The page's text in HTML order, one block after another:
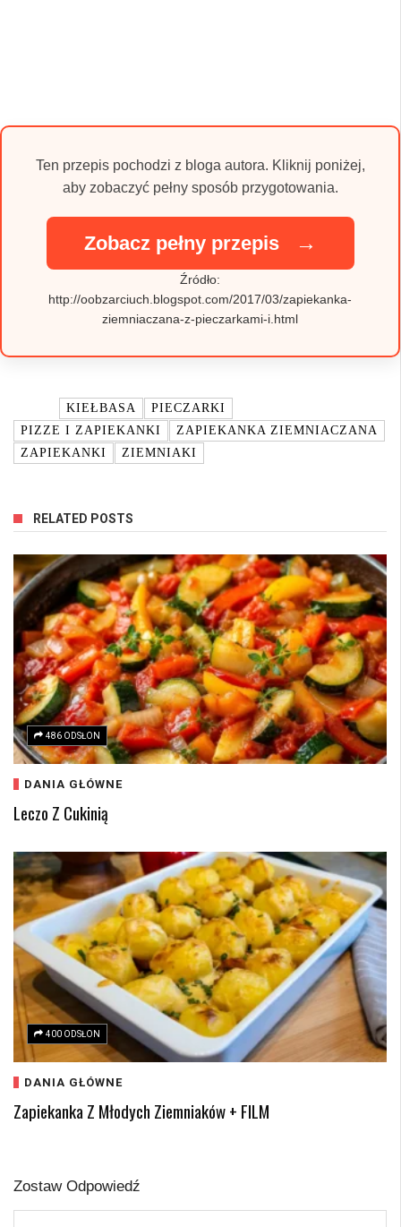
Ten przepis pochodzi z bloga autora. Kliknij poniżej,
aby zobaczyć pełny sposób przygotowania.
Zobacz pełny przepis →
Źródło:
http://oobzarciuch.blogspot.com/2017/03/zapiekanka-
ziemniaczana-z-pieczarkami-i.html
KIEŁBASA
PIECZARKI
PIZZE I ZAPIEKANKI
ZAPIEKANKA ZIEMNIACZANA
ZAPIEKANKI
ZIEMNIAKI
RELATED POSTS
486 ODSŁON
DANIA GŁÓWNE
Leczo Z Cukinią
400 ODSŁON
DANIA GŁÓWNE
Zapiekanka Z Młodych Ziemniaków + FILM
Zostaw Odpowiedź